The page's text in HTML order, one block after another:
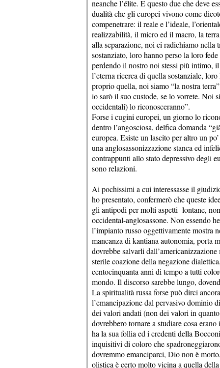
neanche l’élite. E questo due che deve
dualità che gli europei vivono come
compenetrare: il reale e l’ideale,
realizzabilità, il micro ed il macro, la
alla separazione, noi ci radichiamo nella
sostanziato, loro hanno perso la loro
perdendo il nostro noi stessi più intimo,
l’eterna ricerca di quella sostanziale,
proprio quella, noi siamo “la nostra
io sarò il suo custode, se lo vorrete. Noi
occidentali) lo riconosceranno”.
Forse i cugini europei, un giorno lo
dentro l’angosciosa, delfica domanda
europea. Esiste un lascito per altro un
una anglosassonizzazione stanca ed
contrappunti allo stato depressivo degli
sono relazioni.
Ai pochissimi a cui interessasse il
ho presentato, confermerò che queste
gli antipodi per molti aspetti lontane,
occidental-anglosassone. Non essendo
l’impianto russo oggettivamente mostra
mancanza di kantiana autonomia, porta
dovrebbe salvarli
sterile coazione della negazione
centocinquanta anni di tempo a tutti
mondo. Il discorso sarebbe lungo,
La spiritualità russa forse può dirci
l’emancipazione dal pervasivo dominio
dei valori andati (non dei valori in
dovrebbero tornare a studiare cosa
ha la sua follia ed i credenti della
inquisitivi di coloro che
dovremmo emanciparci, Dio non è
olistica è certo molto vicina a quella